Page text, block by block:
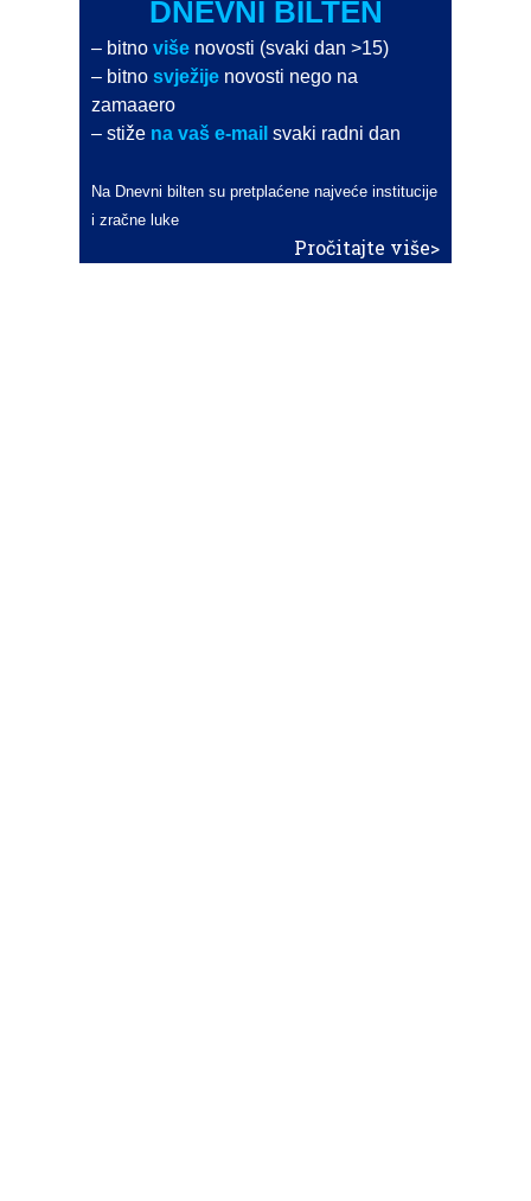
DNEVNI BILTEN
– bitnoviše novosti (svaki dan >15)
– bitnosvježije novosti nego na
zamaaero
– stiže na vaš e-mail svaki radni dan
Na Dnevni bilten su pretplaćene najveće institucije
i zračne luke
Pročitajte više>